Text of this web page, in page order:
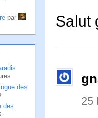
par
des
des
Salut
25